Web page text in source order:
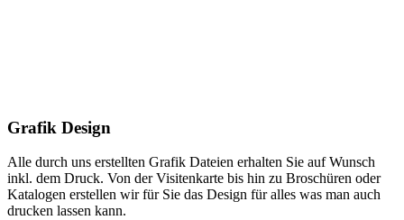
Grafik Design
Alle durch uns erstellten Grafik Dateien erhalten Sie auf Wunsch
inkl. dem Druck. Von der Visitenkarte bis hin zu Broschüren oder
Katalogen erstellen wir für Sie das Design für alles was man auch
drucken lassen kann.